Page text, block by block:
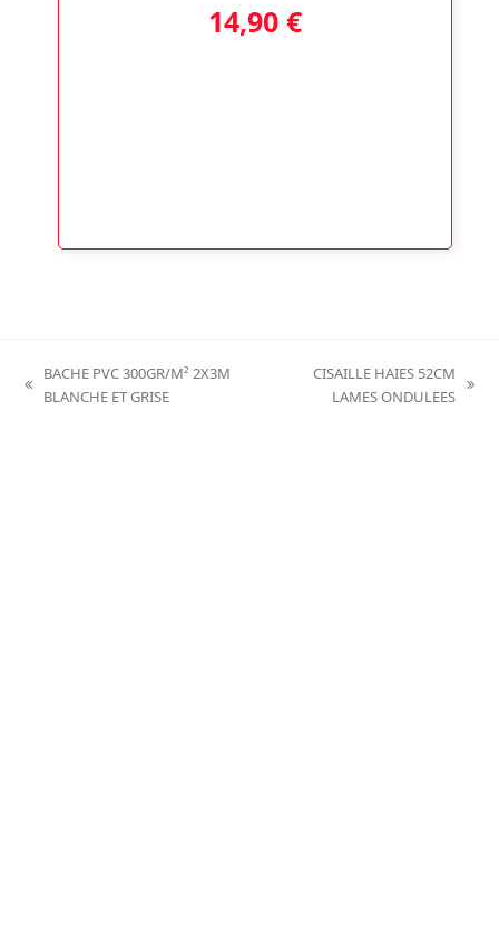
14,90 €
previous
BACHE PVC 300GR/M² 2X3M
BLANCHE ET GRISE
CISAILLE HAIES 52CM
LAMES ONDULEES